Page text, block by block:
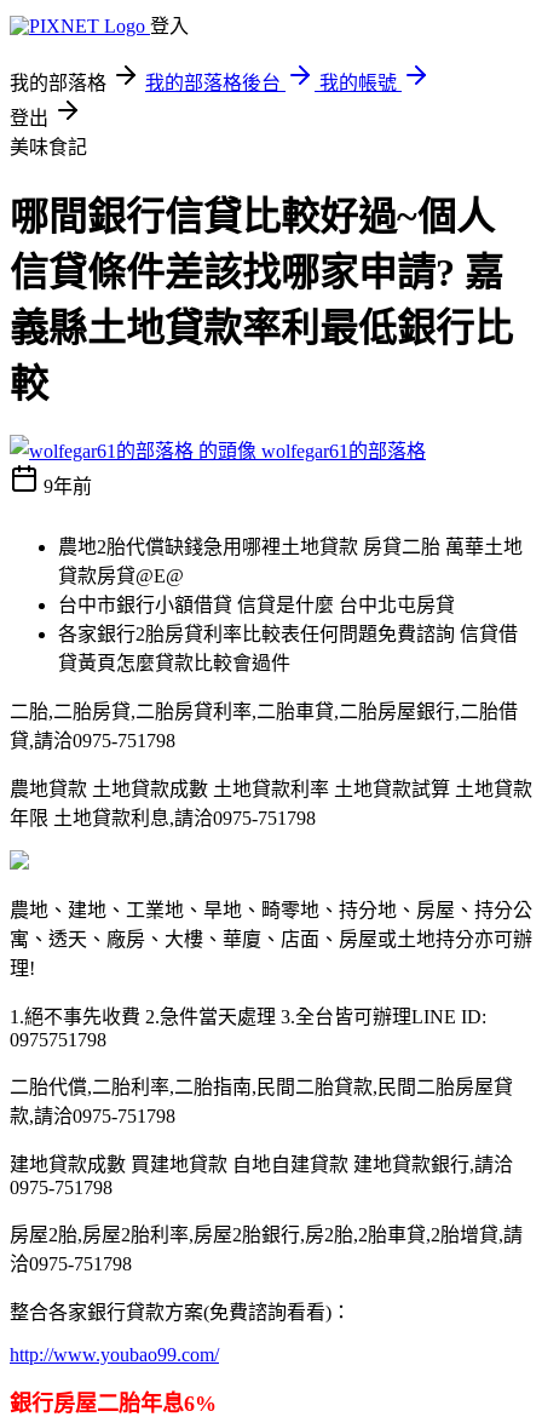
登入
我的部落格 我的部落格後台
我的帳號
登出
美味食記
哪間銀行信貸比較好過~個人
信貸條件差該找哪家申請? 嘉
義縣土地貸款率利最低銀行比
較
wolfegar61的部落格
9年前
農地2胎代償缺錢急用哪裡土地貸款 房貸二胎 萬華土地
貸款房貸@E@
台中市銀行小額借貸 信貸是什麼 台中北屯房貸
各家銀行2胎房貸利率比較表任何問題免費諮詢 信貸借
貸黃頁怎麼貸款比較會過件
二胎,二胎房貸,二胎房貸利率,二胎車貸,二胎房屋銀行,二胎借
貸,請洽0975-751798
農地貸款 土地貸款成數 土地貸款利率 土地貸款試算 土地貸款
年限 土地貸款利息,請洽0975-751798
農地、建地、工業地、旱地、畸零地、持分地、房屋、持分公
寓、透天、廠房、大樓、華廈、店面、房屋或土地持分亦可辦
理!
1.絕不事先收費 2.急件當天處理 3.全台皆可辦理LINE ID:
0975751798
二胎代償,二胎利率,二胎指南,民間二胎貸款,民間二胎房屋貸
款,請洽0975-751798
建地貸款成數 買建地貸款 自地自建貸款 建地貸款銀行,請洽
0975-751798
房屋2胎,房屋2胎利率,房屋2胎銀行,房2胎,2胎車貸,2胎增貸,請
洽0975-751798
整合各家銀行貸款方案(免費諮詢看看)：
http://www.youbao99.com/
銀行房屋二胎年息6%